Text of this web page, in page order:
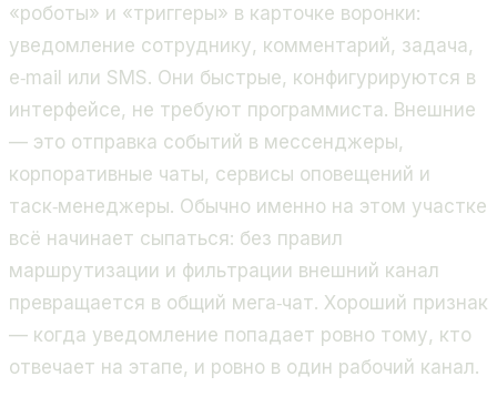
«роботы» и «триггеры» в карточке воронки:
уведомление сотруднику, комментарий, задача,
e‑mail или SMS. Они быстрые, конфигурируются в
интерфейсе, не требуют программиста. Внешние
— это отправка событий в мессенджеры,
корпоративные чаты, сервисы оповещений и
таск‑менеджеры. Обычно именно на этом участке
всё начинает сыпаться: без правил
маршрутизации и фильтрации внешний канал
превращается в общий мега‑чат. Хороший признак
— когда уведомление попадает ровно тому, кто
отвечает на этапе, и ровно в один рабочий канал.